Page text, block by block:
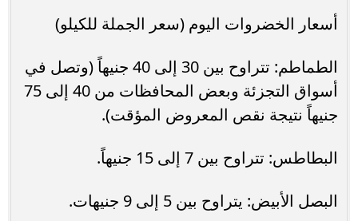
أسعار الخضروات اليوم (سعر الجملة للكيلو)
الطماطم: تتراوح بين 30 إلى 40 جنيهاً (وتصل في
أسواق التجزئة وبعض المحافظات من 40 إلى 75
جنيهاً نتيجة نقص المعروض المؤقت).
البطاطس: تتراوح بين 7 إلى 15 جنيهاً.
البصل الأبيض: يتراوح بين 5 إلى 9 جنيهات.